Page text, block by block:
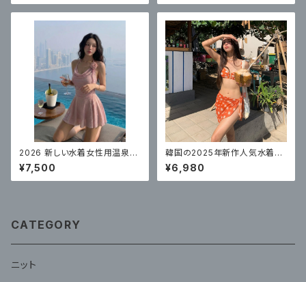
ニセクシーで
2026 新しい水着女性用温泉ワ
ンピースドレスコンサバピンク
ハイエンドホットスタイル
¥7,500
韓国の2025年新作人気水着レ
ディーススプリットセクシーなビ
キニ3点セット
¥6,980
CATEGORY
ニット